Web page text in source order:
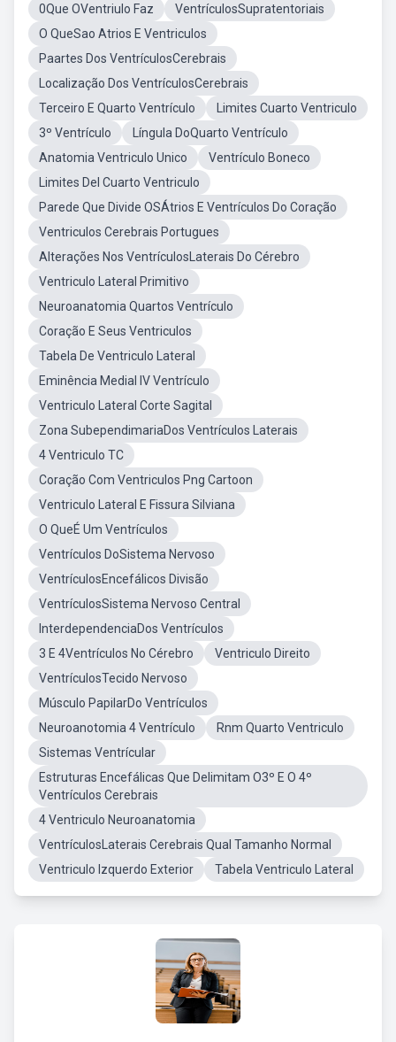
0Que OVentriulo Faz
VentrículosSupratentoriais
O QueSao Atrios E Ventriculos
Paartes Dos VentrículosCerebrais
Localização Dos VentrículosCerebrais
Terceiro E Quarto Ventrículo
Limites Cuarto Ventriculo
3º Ventrículo
Língula DoQuarto Ventrículo
Anatomia Ventriculo Unico
Ventrículo Boneco
Limites Del Cuarto Ventriculo
Parede Que Divide OSÁtrios E Ventrículos Do Coração
Ventriculos Cerebrais Portugues
Alterações Nos VentrículosLaterais Do Cérebro
Ventriculo Lateral Primitivo
Neuroanatomia Quartos Ventrículo
Coração E Seus Ventriculos
Tabela De Ventriculo Lateral
Eminência Medial IV Ventrículo
Ventriculo Lateral Corte Sagital
Zona SubependimariaDos Ventrículos Laterais
4 Ventriculo TC
Coração Com Ventriculos Png Cartoon
Ventriculo Lateral E Fissura Silviana
O QueÉ Um Ventrículos
Ventrículos DoSistema Nervoso
VentrículosEncefálicos Divisão
VentrículosSistema Nervoso Central
InterdependenciaDos Ventrículos
3 E 4Ventrículos No Cérebro
Ventriculo Direito
VentrículosTecido Nervoso
Músculo PapilarDo Ventrículos
Neuroanotomia 4 Ventrículo
Rnm Quarto Ventriculo
Sistemas Ventrícular
Estruturas Encefálicas Que Delimitam O3º E O 4º
Ventrículos Cerebrais
4 Ventriculo Neuroanatomia
VentrículosLaterais Cerebrais Qual Tamanho Normal
Ventriculo Izquerdo Exterior
Tabela Ventriculo Lateral